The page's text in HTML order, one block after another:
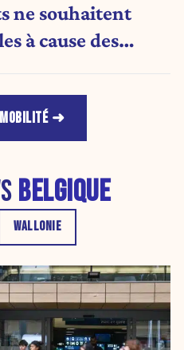
ne souhaitent
à cause des
BELGIQUE
WALLONIE